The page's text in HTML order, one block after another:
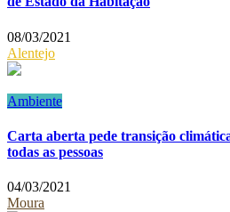
08/03/2021
Alentejo
Ambiente
Carta aberta pede transição
todas as pessoas
04/03/2021
Moura